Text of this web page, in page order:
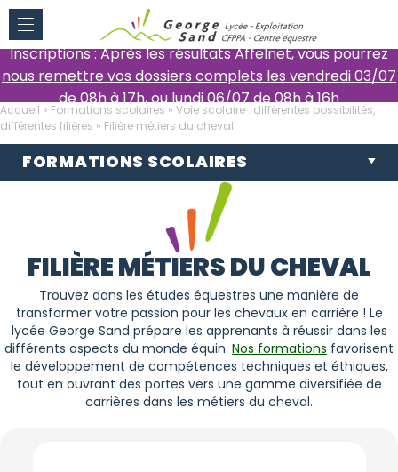
Inscriptions : Après les résultats Affelnet, vous pourrez
nous remettre vos dossiers complets les vendredi 03/07
de 08h à 17h, ou lundi 06/07 de 08h à 16h
Accueil » Formations scolaires » Voie scolaire : différentes possibilités,
différentes filières » Filière métiers du cheval
FORMATIONS SCOLAIRES
FILIÈRE MÉTIERS DU CHEVAL
Trouvez dans les études équestres une manière de
transformer votre passion pour les chevaux en carrière ! Le
lycée George Sand prépare les apprenants à réussir dans les
différents aspects du monde équin. Nos formations favorisent
le développement de compétences techniques et éthiques,
tout en ouvrant des portes vers une gamme diversifiée de
carrières dans les métiers du cheval.